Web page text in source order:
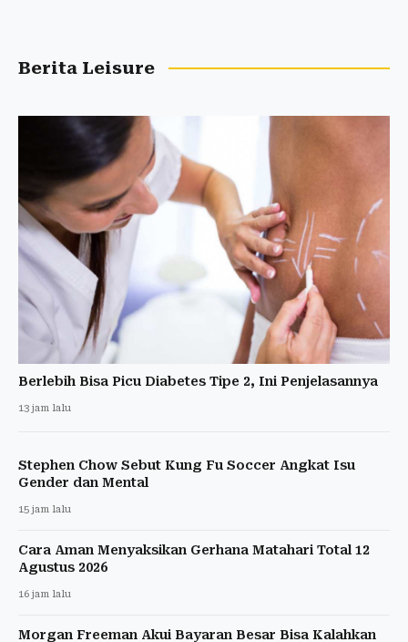
Berita Leisure
Berlebih Bisa Picu Diabetes Tipe 2, Ini Penjelasannya
13 jam lalu
Stephen Chow Sebut Kung Fu Soccer Angkat Isu
Gender dan Mental
15 jam lalu
Cara Aman Menyaksikan Gerhana Matahari Total 12
Agustus 2026
16 jam lalu
Morgan Freeman Akui Bayaran Besar Bisa Kalahkan